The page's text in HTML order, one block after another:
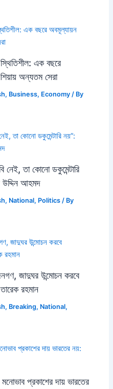
স্থিতিশীল: এক বছরে
অন্যতম সেরা
, Business, Economy / By
নেই, তা কোনো ডকুমেন্টারি
উদ্দিন আহমদ
, National, Politics / By
জাদুঘর উন্মোচন করবে
রহমান
, Breaking, National,
প্রকাশের দায় ভারতের